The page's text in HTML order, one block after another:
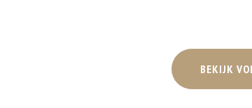
BEKIJK